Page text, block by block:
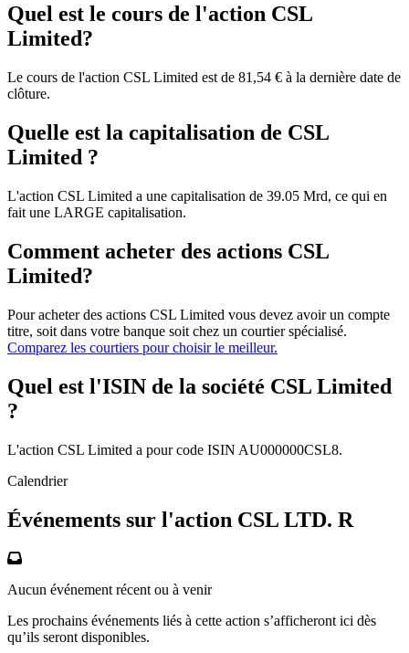
Quel est le cours de l'action CSL
Limited?
Le cours de l'action CSL Limited est de 81,54 € à la dernière date de
clôture.
Quelle est la capitalisation de CSL
Limited ?
L'action CSL Limited a une capitalisation de 39.05 Mrd, ce qui en
fait une LARGE capitalisation.
Comment acheter des actions CSL
Limited?
Pour acheter des actions CSL Limited vous devez avoir un compte
titre, soit dans votre banque soit chez un courtier spécialisé.
Comparez les courtiers pour choisir le meilleur.
Quel est l'ISIN de la société CSL Limited
?
L'action CSL Limited a pour code ISIN AU000000CSL8.
Calendrier
Événements sur l'action CSL LTD. R
Aucun événement récent ou à venir
Les prochains événements liés à cette action s’afficheront ici dès
qu’ils seront disponibles.